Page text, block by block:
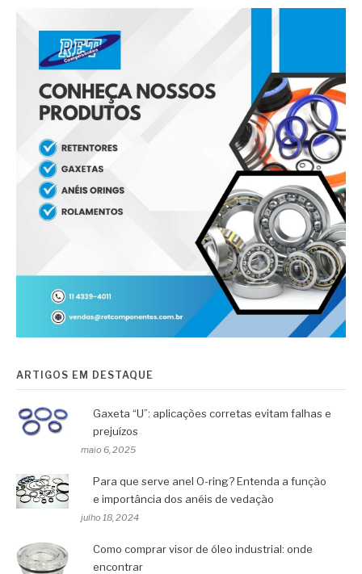
ARTIGOS EM DESTAQUE
Gaxeta “U”: aplicações corretas evitam falhas e
prejuízos
maio 6, 2025
Para que serve anel O-ring? Entenda a função
e importância dos anéis de vedação
julho 18, 2024
Como comprar visor de óleo industrial: onde
encontrar